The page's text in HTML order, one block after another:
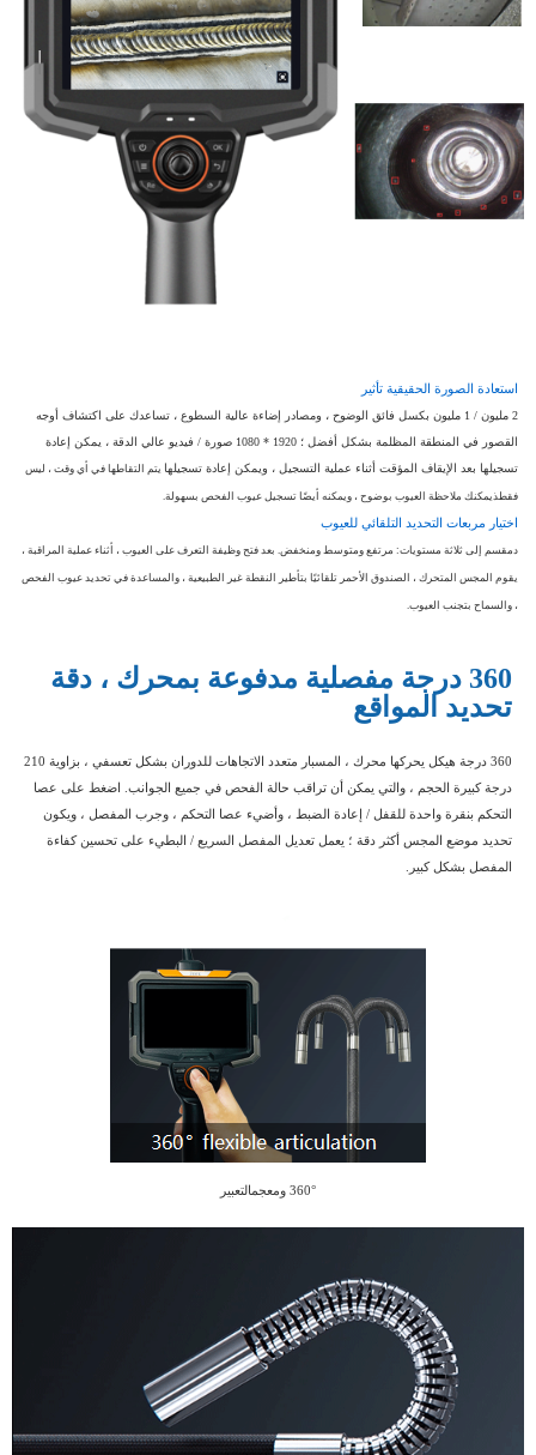
استعادة الصورة الحقيقية تأثير
2 مليون / 1 مليون بكسل فائق الوضوح ، ومصادر إضاءة عالية السطوع ، تساعدك على اكتشاف أوجه
القصور في المنطقة المظلمة بشكل أفضل ؛ 1920 * 1080 صورة / فيديو عالي الدقة ، يمكن إعادة
تسجيلها بعد الإيقاف المؤقت أثناء عملية التسجيل ، ويمكن إعادة تسجيلها يتم التقاطها في أي وقت ، ليس
فقط ذ يمكنك ملاحظة العيوب بوضوح ، ويمكنه أيضًا تسجيل عيوب الفحص بسهولة.
اختيار مربعات التحديد التلقائي للعيوب
د مقسم إلى ثلاثة مستويات: مرتفع ومتوسط ومنخفض. بعد فتح وظيفة التعرف على العيوب ، أثناء عملية المراقبة ،
يقوم المجس المتحرك ، الصندوق الأحمر تلقائيًا بتأطير النقطة غير الطبيعية ، والمساعدة في تحديد عيوب الفحص
، والسماح بتجنب العيوب.
360 درجة مفصلية مدفوعة بمحرك ، دقة
تحديد المواقع
360 درجة هيكل يحركها محرك ، المسبار متعدد الاتجاهات للدوران بشكل تعسفي ، بزاوية 210
درجة كبيرة الحجم ، والتي يمكن أن تراقب حالة الفحص في جميع الجوانب. اضغط على عصا
التحكم بنقرة واحدة للقفل / إعادة الضبط ، وأضيء عصا التحكم ، وجرب المفصل ، ويكون
تحديد موضع المجس أكثر دقة ؛ يعمل تعديل المفصل السريع / البطيء على تحسين كفاءة
المفصل بشكل كبير.
360° و معجمالتعبير